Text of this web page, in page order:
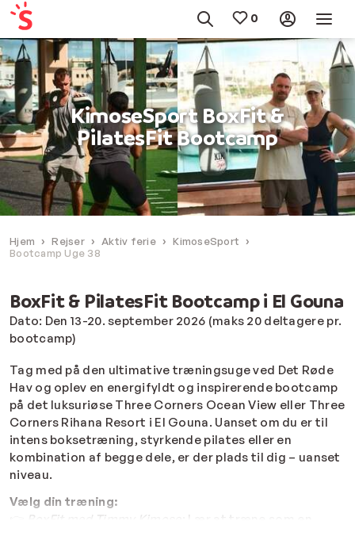
KimoseSport BoxFit &
PilatesFit Bootcamp
Hjem Rejser Aktiv ferie
KimoseSport
Bootcamp Uge 38
BoxFit & PilatesFit Bootcamp i El Gouna
Dato: Den 13-20. september 2026 (maks 20 deltagere pr.
bootcamp)
Tag med på den ultimative træningsuge ved Det Røde
Hav og oplev en energifyldt og inspirerende bootcamp
på det luksuriøse Three Corners Ocean View eller Three
Corners Rihana Resort i El Gouna. Uanset om du er til
intens boksetræning, styrkende pilates eller en
kombination af begge dele, er der plads til dig – uanset
niveau.
Vælg din træning:
BoxFit med Timmy Kimose
: Lær at træne som en